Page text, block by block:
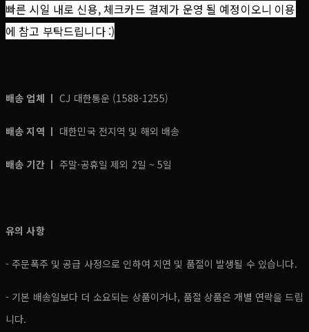
빠른 시일 내로 신용, 체크카드 결제가 운영 될 예정이오니 이용
에 참고 부탁드립니다 :)
배송 업체 ㅣCJ 대한통운 (1588-1255)
배송 지역 ㅣ 대한민국 전지역 및 해외 배송
배송 기간 ㅣ주말·공휴일 제외 2일 ~ 5일
유의 사항
- 주문폭주 및 공급 사정으로 인하여 지연 및 품절이 발생될 수 있습니다.
- 기본 배송일보다 더 소요되는 상품이거나, 품절 상품은 개별 연락을 드립
니다.